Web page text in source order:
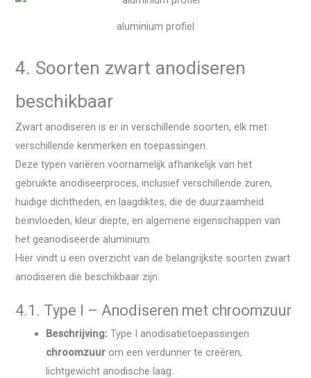
aluminium profiel
4. Soorten zwart anodiseren
beschikbaar
Zwart anodiseren is er in verschillende soorten, elk met
verschillende kenmerken en toepassingen.
Deze typen variëren voornamelijk afhankelijk van het
gebruikte anodiseerproces, inclusief verschillende zuren,
huidige dichtheden, en laagdiktes, die de duurzaamheid
beïnvloeden, kleur diepte, en algemene eigenschappen van
het geanodiseerde aluminium.
Hier vindt u een overzicht van de belangrijkste soorten zwart
anodiseren die beschikbaar zijn:
4.1. Type I – Anodiseren met chroomzuur
Beschrijving: Type I anodisatietoepassingen
chroomzuur om een ​​verdunner te creëren,
lichtgewicht anodische laag.